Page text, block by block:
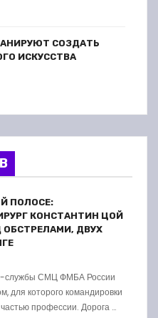
СОЗДАТЬ
ИСКУССТВА
ПОЛОСЕ:
КОНСТАНТИН ЦОЙ
ОБСТРЕЛАМИ, ДВУХ
службы СМЦ ФМБА России
для которого командировки
профессии. Дорога …